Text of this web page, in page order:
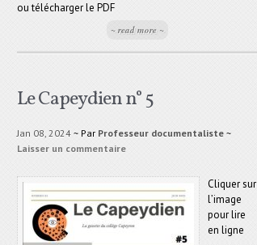
ou télécharger le PDF
~ read more ~
Le Capeydien n° 5
Jan 08, 2024 ~ Par Professeur documentaliste ~
Laisser un commentaire
Cliquer sur
l’image
pour lire
en ligne